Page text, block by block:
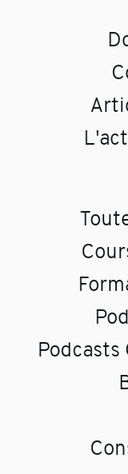
Podcasts